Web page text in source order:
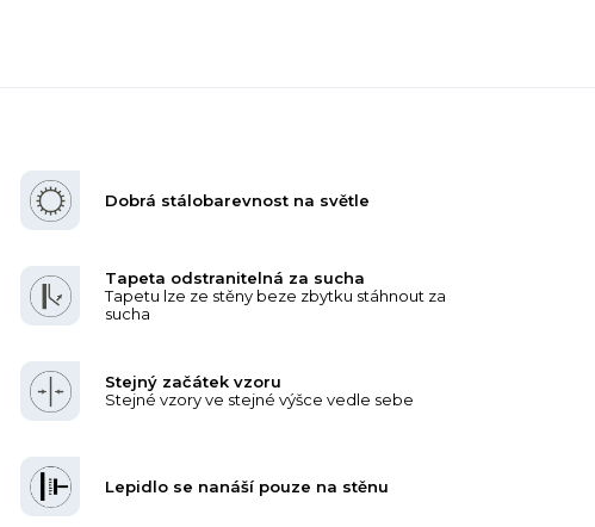
Dobrá stálobarevnost na světle
Tapeta odstranitelná za sucha
Tapetu lze ze stěny beze zbytku stáhnout za
sucha
Stejný začátek vzoru
Stejné vzory ve stejné výšce vedle sebe
Lepidlo se nanáší pouze na stěnu